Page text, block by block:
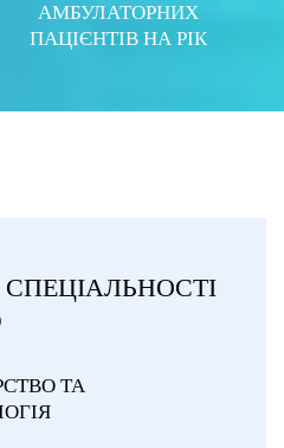
АМБУЛАТОРНИХ
ПАЦІЄНТІВ НА РІК
ТА